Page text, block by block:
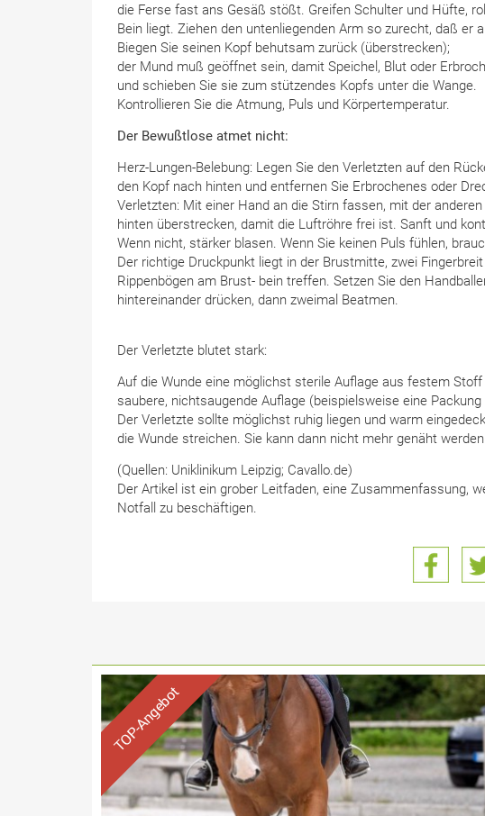
die Ferse fast ans Gesäß stößt. Greifen Schulter und Hüfte,
Bein liegt. Ziehen den untenliegenden Arm so zurecht, daß
Biegen Sie seinen Kopf behutsam zurück (überstrecken);
der Mund muß geöffnet sein, damit Speichel, Blut oder
und schieben Sie sie zum stützendes Kopfs unter die Wange.
Kontrollieren Sie die Atmung, Puls und Körpertemperatur.
Der Bewußtlose atmet nicht:
Herz-Lungen-Belebung: Legen Sie den Verletzten auf den
den Kopf nach hinten und entfernen Sie Erbrochenes oder
Verletzten: Mit einer Hand an die Stirn fassen, mit der
hinten überstrecken, damit die Luftröhre frei ist. Sanft und
Wenn nicht, stärker blasen. Wenn Sie keinen Puls fühlen,
Der richtige Druckpunkt liegt in der Brustmitte, zwei
Rippenbögen am Brust- bein treffen. Setzen Sie den
hintereinander drücken, dann zweimal Beatmen.
Der Verletzte blutet stark:
Auf die Wunde eine möglichst sterile Auflage aus festem
saubere, nichtsaugende Auflage (beispielsweise eine
Der Verletzte sollte möglichst ruhig liegen und warm
die Wunde streichen. Sie kann dann nicht mehr genäht
(Quellen: Uniklinikum Leipzig; Cavallo.de)
Der Artikel ist ein grober Leitfaden, eine Zusammenfassung,
Notfall zu beschäftigen.